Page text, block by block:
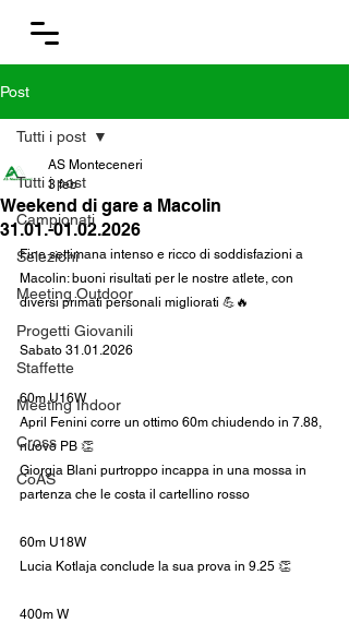
Post
Tutti i post
Campionati
Selezioni
Meeting Outdoor
Progetti Giovanili
Staffette
Meeting Indoor
Cross
CoAS
Tutti i post
Weekend di gare a Macolin
31.01.-01.02.2026
AS Monteceneri
3 feb
Fine settimana intenso e ricco di soddisfazioni a
Macolin: buoni risultati per le nostre atlete, con
diversi primati personali migliorati 💪🔥
Sabato 31.01.2026
60m U16W
April Fenini corre un ottimo 60m chiudendo in 7.88,
nuovo PB 👏
Giorgia Blani purtroppo incappa in una mossa in
partenza che le costa il cartellino rosso
60m U18W
Lucia Kotlaja conclude la sua prova in 9.25 👏
400m W